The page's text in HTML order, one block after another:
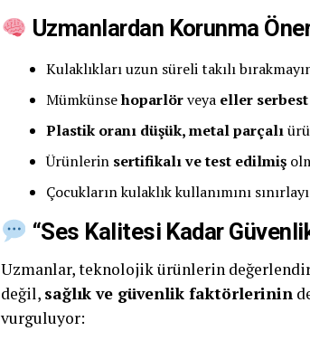
Uzmanlardan Korunma
Kulaklıkları uzun süreli takılı
Mümkünsehoparlörveya eller serbest
Plastik oranı düşük, metal parçalı
Ürünlerin sertifikalı ve test edilmiş
Çocukların kulaklık kullanımını
“Ses Kalitesi Kadar
Uzmanlar, teknolojik ürünlerin
değil, sağlık ve güvenlik faktörlerinin
vurguluyor: